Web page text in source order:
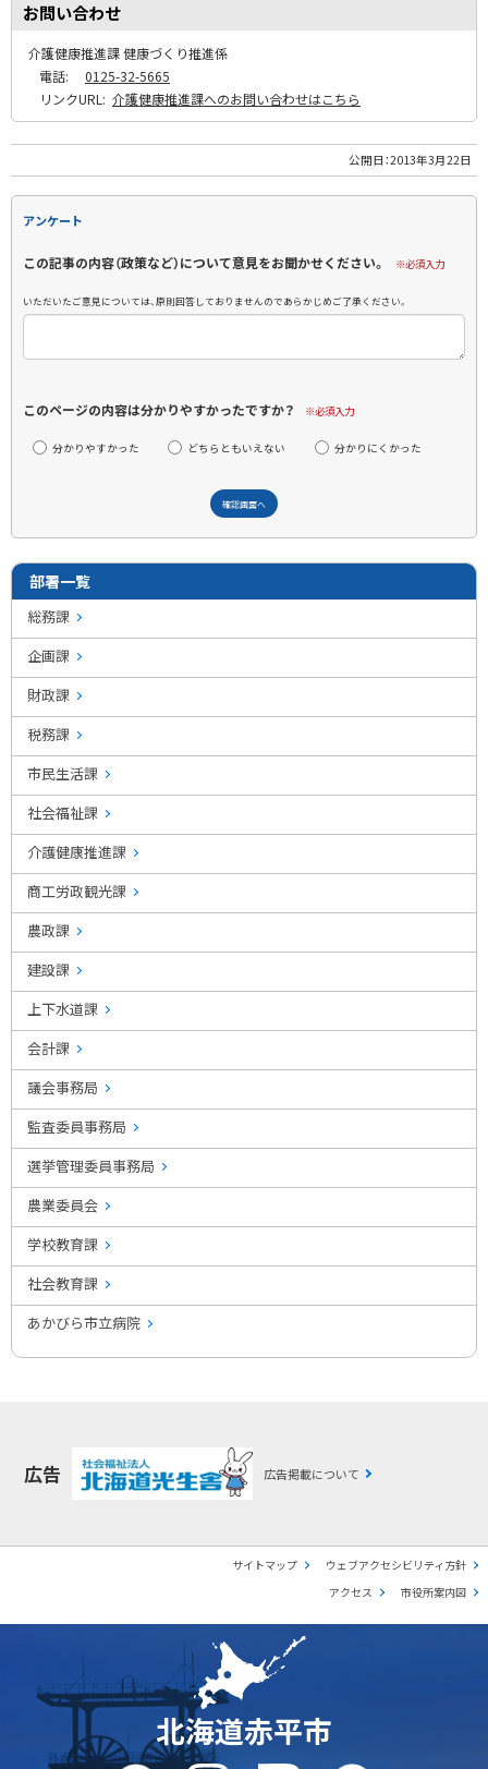
お問い合わせ
介護健康推進課 健康づくり推進係
電話:
0125-32-5665
リンクURL: 介護健康推進課へのお問い合わせはこちら
公開日：2013年3月22日
アンケート
この記事の内容（政策など）について意見をお聞かせください。 ※必須入力
いただいたご意見については、原則回答しておりませんのであらかじめご了承ください。
このページの内容は分かりやすかったですか？ ※必須入力
分かりやすかった どちらともいえない 分かりにくかった
部署一覧
総務課
企画課
財政課
税務課
市民生活課
社会福祉課
介護健康推進課
商工労政観光課
農政課
建設課
上下水道課
会計課
議会事務局
監査委員事務局
選挙管理委員事務局
農業委員会
学校教育課
社会教育課
あかびら市立病院
広告 広告掲載について
サイトマップ
ウェブアクセシビリティ方針
アクセス
市役所案内図
北海道赤平市